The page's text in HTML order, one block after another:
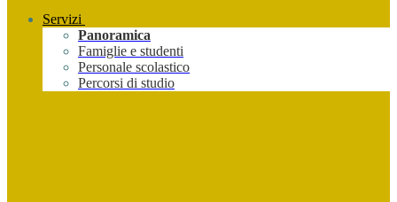
Servizi
Panoramica
Famiglie e studenti
Personale scolastico
Percorsi di studio